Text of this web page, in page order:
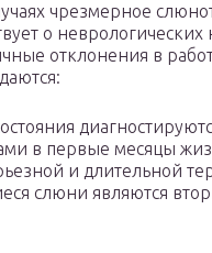
чрезмерное
о
отклонения в
в первые месяцы
и длительной
слюни являются